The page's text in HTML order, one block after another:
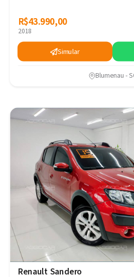
R$43.990,00
R$43.990,00
2018
Simular
Blumenau -
Renault Sandero